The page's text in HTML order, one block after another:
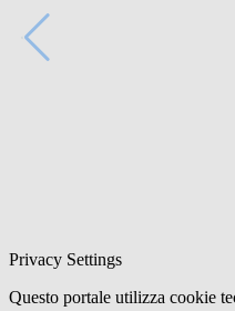
Privacy Settings
Questo portale utilizza cookie